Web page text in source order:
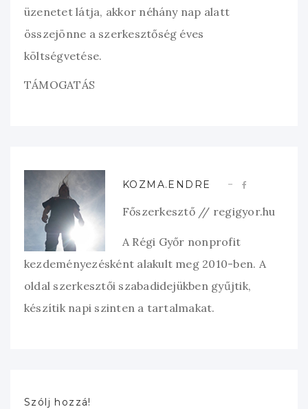
üzenetet látja, akkor néhány nap alatt
összejönne a szerkesztőség éves
költségvetése.
TÁMOGATÁS
KOZMA.ENDRE
Főszerkesztő // regigyor.hu
A Régi Győr nonprofit
kezdeményezésként alakult meg 2010-ben. A
oldal szerkesztői szabadidejükben gyűjtik,
készítik napi szinten a tartalmakat.
Szólj hozzá!